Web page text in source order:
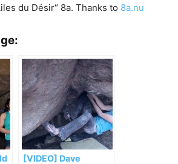
du Désir“ 8a. Thanks to 8a.nu
[VIDEO] Dave